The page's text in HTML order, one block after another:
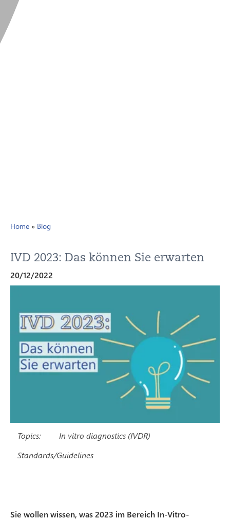
Home » Blog
IVD 2023: Das können Sie erwarten
20/12/2022
Topics:
In vitro diagnostics (IVDR)
Standards/Guidelines
Sie wollen wissen, was 2023 im Bereich In-Vitro-